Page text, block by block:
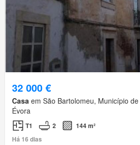
32 000 €
Casa em São Bartolomeu, Município
Évora
T1 2
144 m²
Há 16 dias